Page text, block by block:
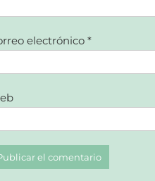
electrónico *